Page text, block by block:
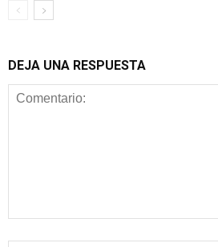
DEJA UNA RESPUESTA